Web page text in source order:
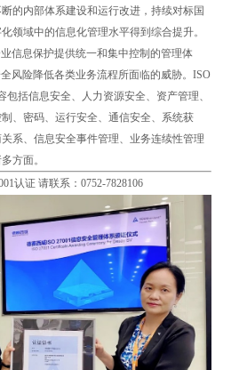
的内部体系建设和运行改进，持续对标国
领域中的信息化管理水平得到综合提升。
信息保护提供统一和集中控制的管理体
风险降低各类业务流程所面临的威胁。 ISO
包括信息安全、人力资源安全、资产管理、
、密码、运行安全、通信安全、系统获
系、信息安全事件管理、业务连续性管理
方面。
认证 请联系：0752-7828106